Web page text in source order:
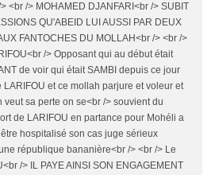
<br /> MOHAMED DJANFARI<br /> SUBIT
QU'ABEID LUI AUSSI PAR DEUX
FANTOCHES DU MOLLAH<br /> <br />
/> Opposant qui au début était
de voir qui était SAMBI depuis ce jour
et ce mollah parjure et voleur et
veut sa perte on se<br /> souvient du
de LARIFOU en partance pour Mohéli a
hospitalisé son cas juge sérieux
république bananière<br /> <br /> Le
/> IL PAYE AINSI SON ENGAGEMENT